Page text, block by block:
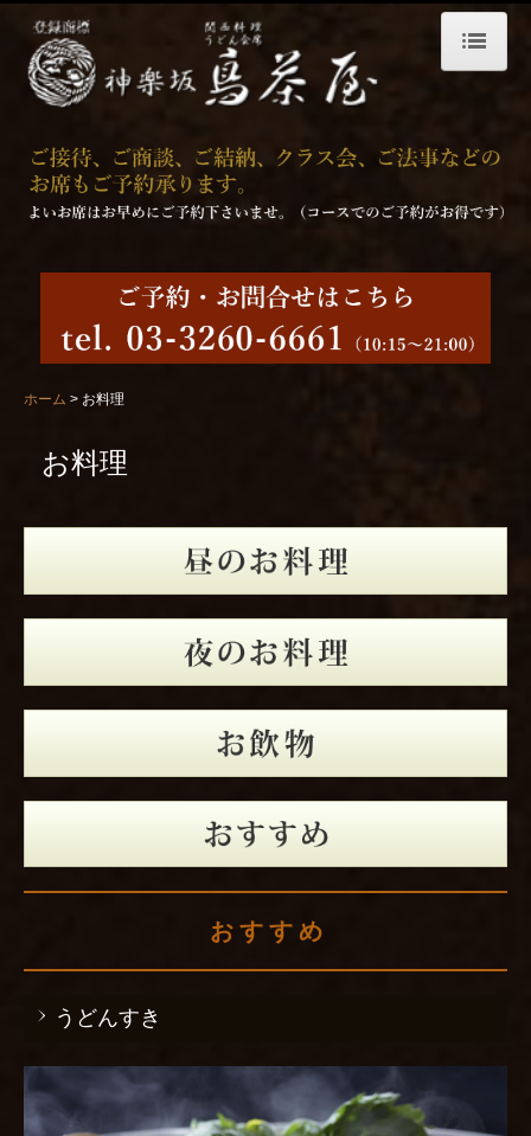
ホーム
プライバシーポリシー
お料理
夜のお料理
お飲物
個室・ご宴会
求人募集
感染予防対策について
お食い初め
ご婚礼
ホーム お料理
お料理
お す す め
うどんすき